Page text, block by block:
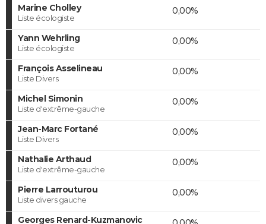
Marine Cholley
Liste écologiste
0,00%
Yann Wehrling
Liste écologiste
0,00%
François Asselineau
Liste Divers
0,00%
Michel Simonin
Liste d'extrême-gauche
0,00%
Jean-Marc Fortané
Liste Divers
0,00%
Nathalie Arthaud
Liste d'extrême-gauche
0,00%
Pierre Larrouturou
Liste divers gauche
0,00%
Georges Renard-Kuzmanovic